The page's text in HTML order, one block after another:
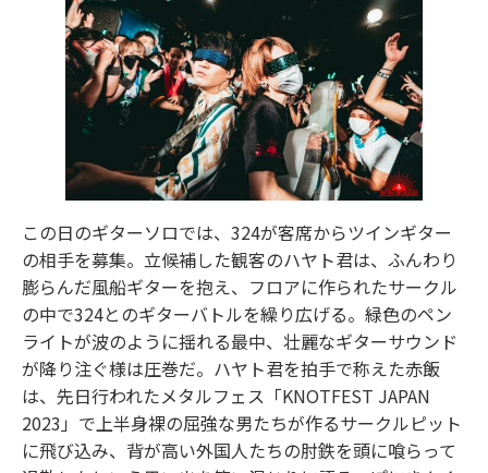
この日のギターソロでは、324が客席からツインギター
の相手を募集。立候補した観客のハヤト君は、ふんわり
膨らんだ風船ギターを抱え、フロアに作られたサークル
の中で324とのギターバトルを繰り広げる。緑色のペン
ライトが波のように揺れる最中、壮麗なギターサウンド
が降り注ぐ様は圧巻だ。ハヤト君を拍手で称えた赤飯
は、先日行われたメタルフェス「KNOTFEST JAPAN
2023」で上半身裸の屈強な男たちが作るサークルピット
に飛び込み、背が高い外国人たちの肘鉄を頭に喰らって